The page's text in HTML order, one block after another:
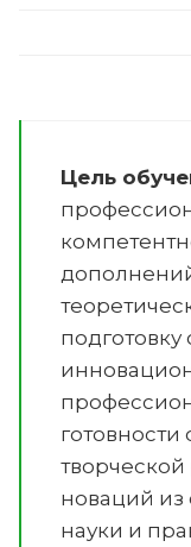
Цель
подготовку
готовности
новаций из
науки и